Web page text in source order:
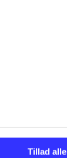
Tillad alle